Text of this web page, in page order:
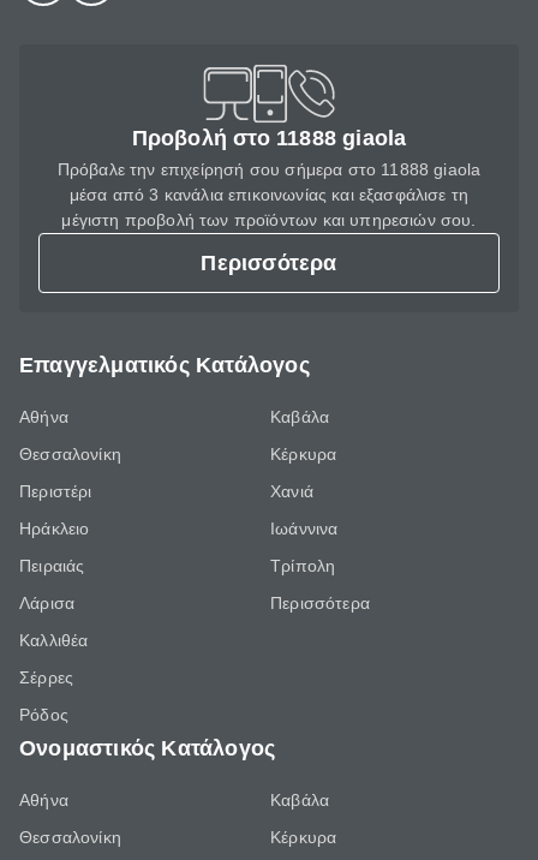
Προβολή στο 11888 giaola
Πρόβαλε την επιχείρησή σου σήμερα στο 11888 giaola
μέσα από 3 κανάλια επικοινωνίας και εξασφάλισε τη
μέγιστη προβολή των προϊόντων και υπηρεσιών σου.
Περισσότερα
Επαγγελματικός Κατάλογος
Αθήνα
Θεσσαλονίκη
Περιστέρι
Ηράκλειο
Πειραιάς
Λάρισα
Καλλιθέα
Σέρρες
Ρόδος
Καβάλα
Κέρκυρα
Χανιά
Ιωάννινα
Τρίπολη
Περισσότερα
Ονομαστικός Κατάλογος
Αθήνα
Θεσσαλονίκη
Καβάλα
Κέρκυρα